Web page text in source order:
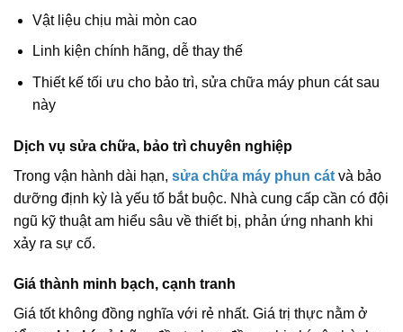
Vật liệu chịu mài mòn cao
Linh kiện chính hãng, dễ thay thế
Thiết kế tối ưu cho bảo trì, sửa chữa máy phun cát sau
này
Dịch vụ sửa chữa, bảo trì chuyên nghiệp
Trong vận hành dài hạn, sửa chữa máy phun cát và bảo
dưỡng định kỳ là yếu tố bắt buộc. Nhà cung cấp cần có đội
ngũ kỹ thuật am hiểu sâu về thiết bị, phản ứng nhanh khi
xảy ra sự cố.
Giá thành minh bạch, cạnh tranh
Giá tốt không đồng nghĩa với rẻ nhất. Giá trị thực nằm ở